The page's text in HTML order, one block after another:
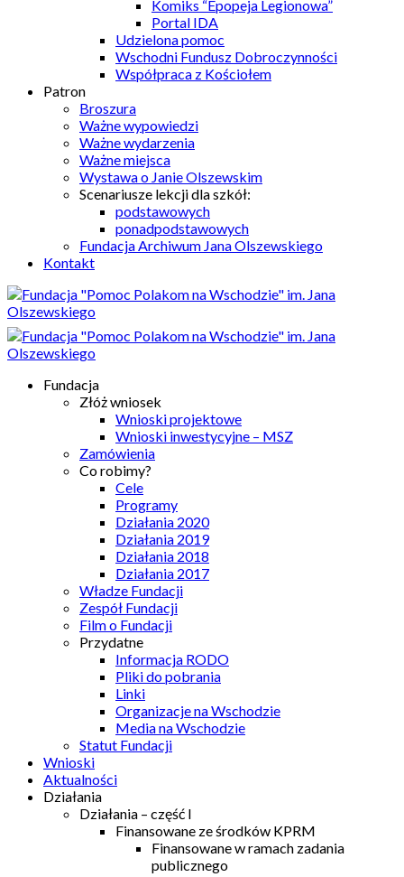
Komiks “Epopeja Legionowa”
Portal IDA
Udzielona pomoc
Wschodni Fundusz Dobroczynności
Współpraca z Kościołem
Patron
Broszura
Ważne wypowiedzi
Ważne wydarzenia
Ważne miejsca
Wystawa o Janie Olszewskim
Scenariusze lekcji dla szkół:
podstawowych
ponadpodstawowych
Fundacja Archiwum Jana Olszewskiego
Kontakt
Fundacja
Złóż wniosek
Wnioski projektowe
Wnioski inwestycyjne – MSZ
Zamówienia
Co robimy?
Cele
Programy
Działania 2020
Działania 2019
Działania 2018
Działania 2017
Władze Fundacji
Zespół Fundacji
Film o Fundacji
Przydatne
Informacja RODO
Pliki do pobrania
Linki
Organizacje na Wschodzie
Media na Wschodzie
Statut Fundacji
Wnioski
Aktualności
Działania
Działania – część I
Finansowane ze środków KPRM
Finansowane w ramach zadania
publicznego